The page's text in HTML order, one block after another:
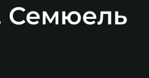
Семюель